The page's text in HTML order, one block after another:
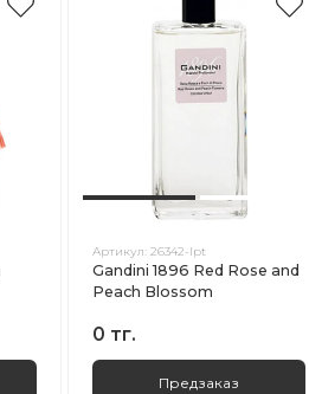
Артикул:26342-lpt
Gandini 1896 Red Rose and
Peach Blossom
0 тг.
Предзаказ